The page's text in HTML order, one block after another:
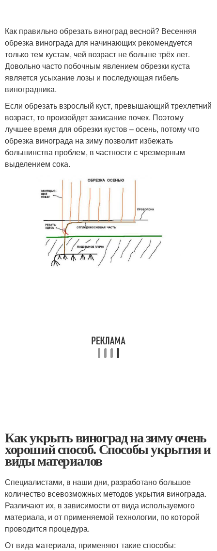
Как правильно обрезать виноград весной? Весенняя
обрезка винограда для начинающих рекомендуется
только тем кустам, чей возраст не больше трёх лет.
Довольно часто побочным явлением обрезки куста
является усыхание лозы и последующая гибель
виноградника.
Если обрезать взрослый куст, превышающий трехлетний
возраст, то произойдет закисание почек. Поэтому
лучшее время для обрезки кустов – осень, потому что
обрезка винограда на зиму позволит избежать
большинства проблем, в частности с чрезмерным
выделением сока.
Как укрыть виноград на зиму очень
хороший способ. Способы укрытия и
виды материалов
Специалистами, в наши дни, разработано большое
количество всевозможных методов укрытия винограда.
Различают их, в зависимости от вида используемого
материала, и от применяемой технологии, по которой
проводится процедура.
От вида материала, применяют такие способы: